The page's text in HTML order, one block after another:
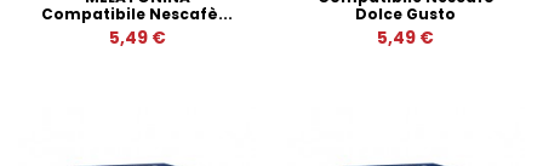
Compatibile Nescafè...
5,49 €
Dolce Gusto
5,49 €